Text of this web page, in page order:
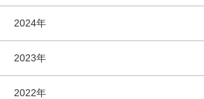
2024年
2023年
2022年